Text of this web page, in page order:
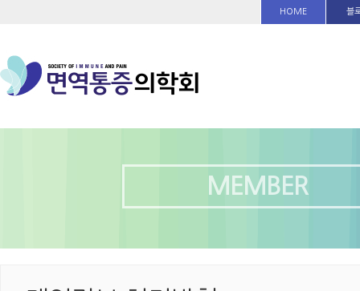
HOME 블
MEMBER